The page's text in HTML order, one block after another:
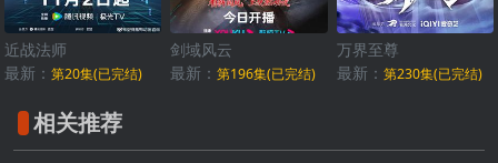
近战法师
最新： 第20集(已完结)
剑域风云
最新：第196集(已完结)
万界至尊
最新： 第230集(已完结)
相关推荐